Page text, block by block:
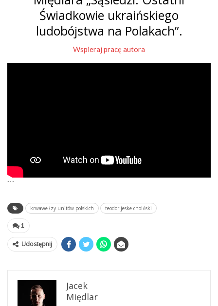
Świadkowie ukraińskiego
ludobójstwa na Polakach”.
Wspieraj pracę autora
```
krwawe łzy unitów polskich teodor jeske choiński
1
Udostępnij
Jacek
Międlar